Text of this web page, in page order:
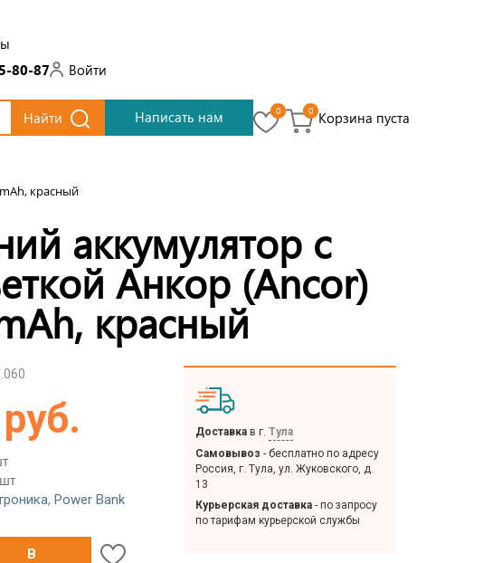
80-87 Войти
Найти Написать нам 0 0 Корзина пуста
красный
аккумулятор с
Анкор (Ancor)
красный
шт
, Power Bank
В
Доставка в г. Тула
Самовывоз - бесплатно по адресу
Россия, г. Тула, ул. Жуковского, д.
13
Курьерская доставка - по запросу
по тарифам курьерской службы